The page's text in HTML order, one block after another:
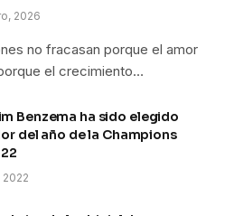
2026
no fracasan porque el amor
el crecimiento…
Benzema ha sido elegido
del año de la Champions
2022